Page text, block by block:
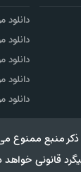
دانلود
منبع ممنوع